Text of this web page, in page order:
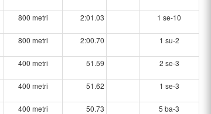
800 metri 2:01.03 1 se-10
800 metri 2:00.70 1 su-2
400 metri 51.59 2 se-3
400 metri 51.62 1 se-3
400 metri 50.73 5 ba-3